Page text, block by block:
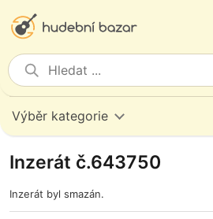
Výběr kategorie
Inzerát č.643750
Inzerát byl smazán.